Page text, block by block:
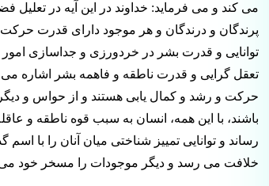
می کند و می فرماید: خداوند در این آیه در تعلیل
پرندگان و درندگان و هر موجود دارای قدرت
توانایی و قدرت بشر در خردورزی و جداسازی
تعقل گرایی و قدرت ناطقه و فاهمه بشر اشاره می
حرکت و رشد و کمال یابی هستند و از حواس و
باشند، با این همه، انسان به سبب قوه ناطقه و
رساند و توانایی تمییز شناختی میان آنان را با
خلافت می رسد و دیگر موجودات را مسخر خود می